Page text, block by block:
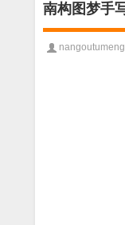
南构图梦手
nangoutumeng